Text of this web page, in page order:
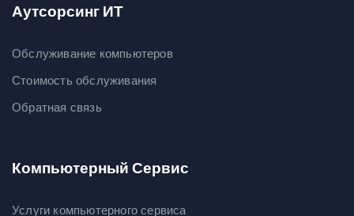
Аутсорсинг ИТ
Обслуживание компьютеров
Стоимость обслуживания
Обратная связь
Компьютерный Сервис
Услуги компьютерного сервиса